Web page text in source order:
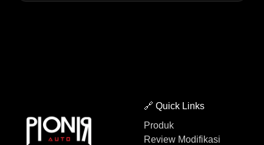
🔗 Quick Links
Produk
Review Modifikasi